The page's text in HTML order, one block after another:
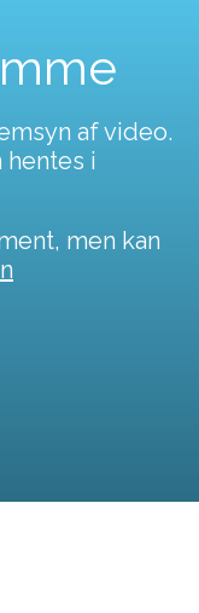
af video.
i
men kan